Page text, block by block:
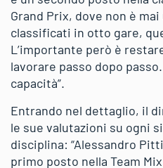
Grand Prix, dove non è
classificati in otto gare,
L’importante però è
lavorare passo dopo
capacità”.
Entrando nel dettaglio, il
le sue valutazioni su ogni
disciplina: “Alessandro
primo posto nella Team